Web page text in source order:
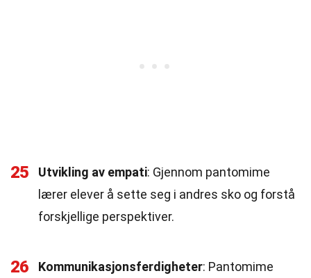
25 Utvikling av empati: Gjennom pantomime
lærer elever å sette seg i andres sko og forstå
forskjellige perspektiver.
26 Kommunikasjonsferdigheter: Pantomime